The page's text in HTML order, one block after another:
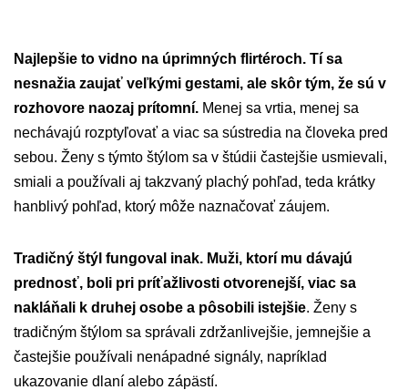
Najlepšie to vidno na úprimných flirtéroch. Tí sa
nesnažia zaujať veľkými gestami, ale skôr tým, že sú v
rozhovore naozaj prítomní. Menej sa vrtia, menej sa
nechávajú rozptyľovať a viac sa sústredia na človeka pred
sebou. Ženy s týmto štýlom sa v štúdii častejšie usmievali,
smiali a používali aj takzvaný plachý pohľad, teda krátky
hanblivý pohľad, ktorý môže naznačovať záujem.
Tradičný štýl fungoval inak. Muži, ktorí mu dávajú
prednosť, boli pri príťažlivosti otvorenejší, viac sa
nakláňali k druhej osobe a pôsobili istejšie. Ženy s
tradičným štýlom sa správali zdržanlivejšie, jemnejšie a
častejšie používali nenápadné signály, napríklad
ukazovanie dlaní alebo zápästí.